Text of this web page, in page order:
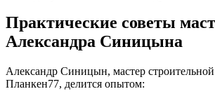
Практические советы
Александра Синицына
Александр Синицын, мастер
Планкен77, делится опытом: